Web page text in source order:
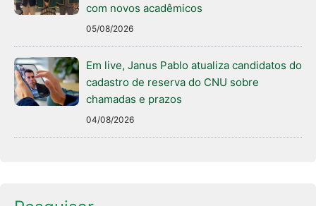
com novos acadêmicos
05/08/2026
Em live, Janus Pablo atualiza candidatos do
cadastro de reserva do CNU sobre
chamadas e prazos
04/08/2026